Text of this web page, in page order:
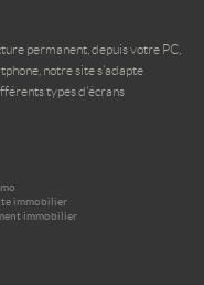
permanent, depuis votre PC,
notre site s’adapte
types d'écrans
immobilier
immobilier